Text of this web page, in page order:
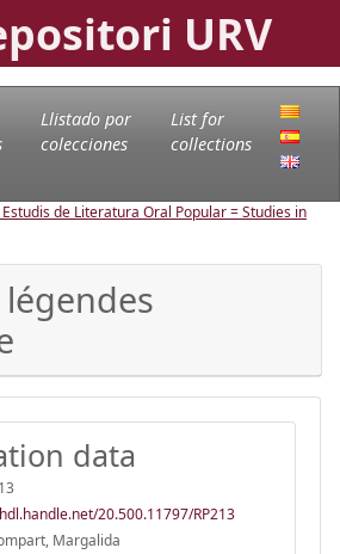
URV
Llistado por
colecciones
List for
collections
Estudis de Literatura Oral Popular = Studies in
data
20.500.11797/RP213
Margalida